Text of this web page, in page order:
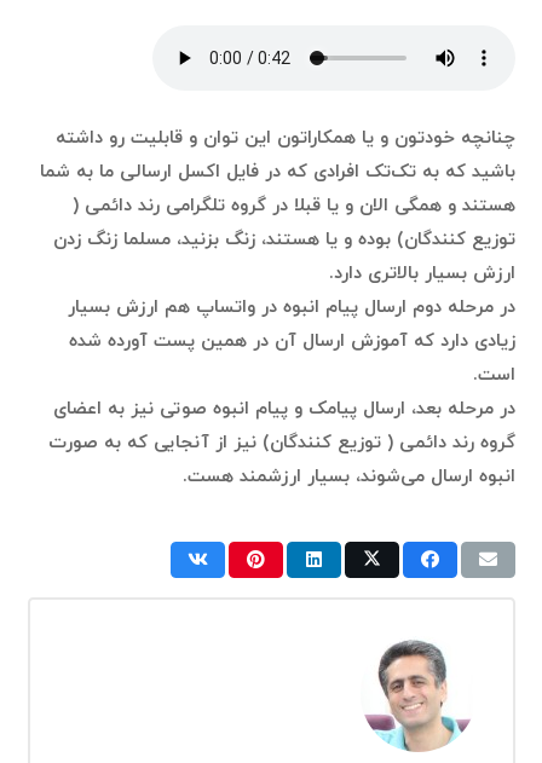
چنانچه خودتون و یا همکاراتون این توان و قابلیت رو داشته
باشید که به تک‌تک افرادی که در فایل اکسل ارسالی ما به شما
هستند و همگی الان و یا قبلا در گروه تلگرامی رند دائمی (
توزیع کنندگان) بوده و یا هستند، زنگ بزنید، مسلما زنگ زدن
ارزش بسیار بالاتری دارد.
در مرحله دوم ارسال پیام انبوه در واتساپ هم ارزش بسیار
زیادی دارد که آموزش ارسال آن در همین پست آورده شده
است.
در مرحله بعد، ارسال پیامک و پیام انبوه صوتی نیز به اعضای
گروه رند دائمی ( توزیع کنندگان) نیز از آنجایی که به صورت
انبوه ارسال می‌شوند، بسیار ارزشمند هست.